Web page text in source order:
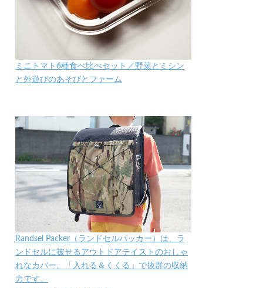
ミニトマト6種食べ比べセット／野菜とミシン
と外遊びのあそびとファーム
Randsel Packer（ランドセルパッカー）は、ラ
ンドセルに被せるアウトドアテイストのおしゃ
れなカバー。「入れる＆くくる」で抜群の収納
力です。